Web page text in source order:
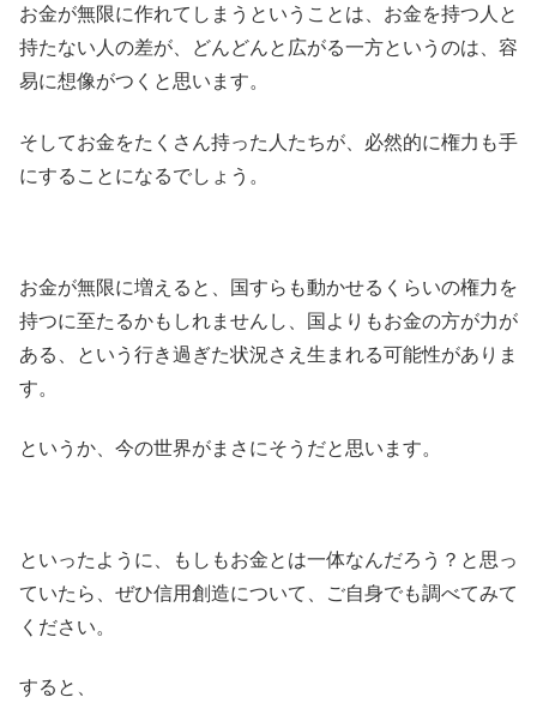
お金が無限に作れてしまうということは、お金を持つ人と
持たない人の差が、どんどんと広がる一方というのは、容
易に想像がつくと思います。
そしてお金をたくさん持った人たちが、必然的に権力も手
にすることになるでしょう。
お金が無限に増えると、国すらも動かせるくらいの権力を
持つに至たるかもしれませんし、国よりもお金の方が力が
ある、という行き過ぎた状況さえ生まれる可能性がありま
す。
というか、今の世界がまさにそうだと思います。
といったように、もしもお金とは一体なんだろう？と思っ
ていたら、ぜひ信用創造について、ご自身でも調べてみて
ください。
すると、